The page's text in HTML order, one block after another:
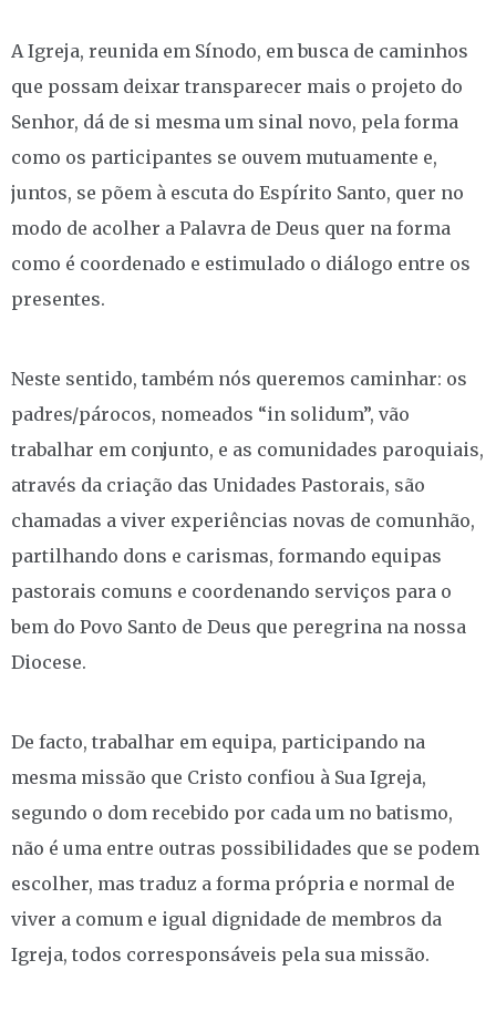
A Igreja, reunida em Sínodo, em busca de caminhos
que possam deixar transparecer mais o projeto do
Senhor, dá de si mesma um sinal novo, pela forma
como os participantes se ouvem mutuamente e,
juntos, se põem à escuta do Espírito Santo, quer no
modo de acolher a Palavra de Deus quer na forma
como é coordenado e estimulado o diálogo entre os
presentes.
Neste sentido, também nós queremos caminhar: os
padres/párocos, nomeados “in solidum”, vão
trabalhar em conjunto, e as comunidades paroquiais,
através da criação das Unidades Pastorais, são
chamadas a viver experiências novas de comunhão,
partilhando dons e carismas, formando equipas
pastorais comuns e coordenando serviços para o
bem do Povo Santo de Deus que peregrina na nossa
Diocese.
De facto, trabalhar em equipa, participando na
mesma missão que Cristo confiou à Sua Igreja,
segundo o dom recebido por cada um no batismo,
não é uma entre outras possibilidades que se podem
escolher, mas traduz a forma própria e normal de
viver a comum e igual dignidade de membros da
Igreja, todos corresponsáveis pela sua missão.